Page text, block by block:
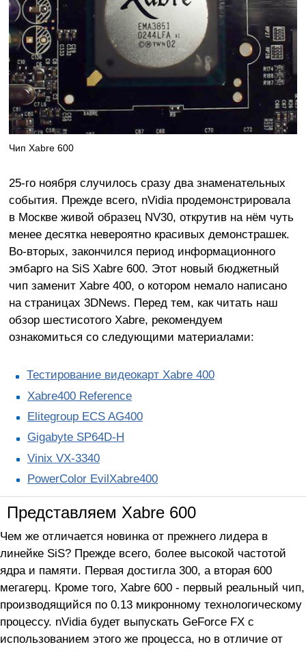
Чип Xabre 600
25-го ноября случилось сразу два знаменательных
события. Прежде всего, nVidia продемонстрировала
в Москве живой образец NV30, открутив на нём чуть
менее десятка невероятно красивых демонстрашек.
Во-вторых, закончился период информационного
эмбарго на SiS Xabre 600. Этот новый бюджетный
чип заменит Xabre 400, о котором немало написано
на страницах 3DNews. Перед тем, как читать наш
обзор шестисотого Xabre, рекомендуем
ознакомиться со следующими материалами:
Тестирование видеокарт Xabre 400
Xabre400 Reference
Elitegroup ECS AG400
Gigabyte SP64D-H
Vinix VX-3340
PowerColor EvilXabre400
Представляем Xabre 600
Чем же отличается новинка от прежнего лидера в
линейке SiS? Прежде всего, более высокой частотой
ядра и памяти. Первая достигла 300, а вторая 600
мегагерц. Кроме того, Xabre 600 - первый реальный чип,
производящийся по 0.13 микронному технологическому
процессу. nVidia будет выпускать GeForce FX с
использованием этого же процесса, но в отличие от